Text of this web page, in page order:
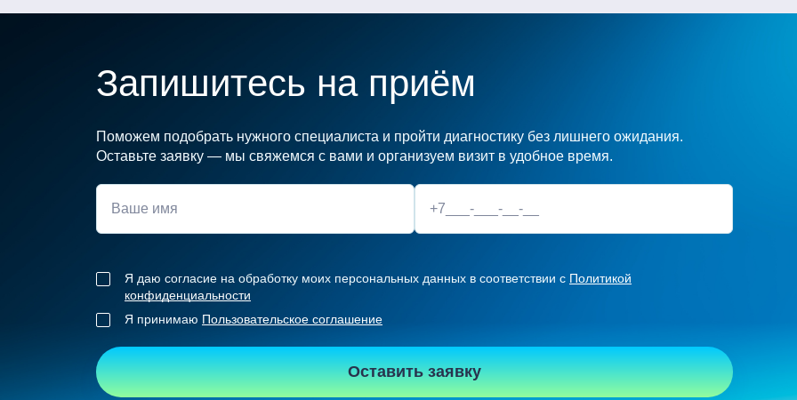
Запишитесь на приём
Поможем подобрать нужного специалиста и пройти диагностику без лишнего ожидания.
Оставьте заявку — мы свяжемся с вами и организуем визит в удобное время.
Я даю согласие на обработку моих персональных данных в соответствии с Политикой
конфиденциальности
Я принимаю Пользовательское соглашение
Оставить заявку